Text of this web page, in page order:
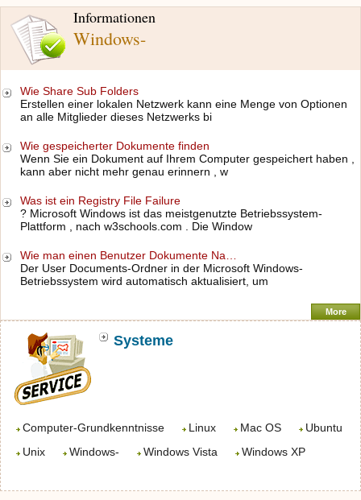
Informationen
Windows-
Wie Share Sub Folders
Erstellen einer lokalen Netzwerk kann eine Menge von Optionen
an alle Mitglieder dieses Netzwerks bi
Wie gespeicherter Dokumente finden
Wenn Sie ein Dokument auf Ihrem Computer gespeichert haben ,
kann aber nicht mehr genau erinnern , w
Was ist ein Registry File Failure
? Microsoft Windows ist das meistgenutzte Betriebssystem-
Plattform , nach w3schools.com . Die Window
Wie man einen Benutzer Dokumente Na…
Der User Documents-Ordner in der Microsoft Windows-
Betriebssystem wird automatisch aktualisiert, um
More
Systeme
Computer-Grundkenntnisse Linux Mac OS
Ubuntu
Unix
Windows- Windows Vista Windows XP